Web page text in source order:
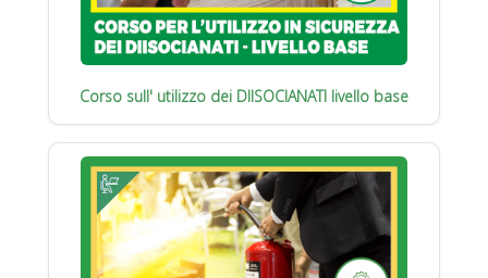
Corso sull' utilizzo dei DIISOCIANATI livello base